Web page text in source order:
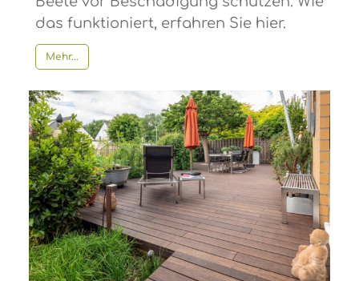
das funktioniert, erfahren Sie hier.
Mehr...